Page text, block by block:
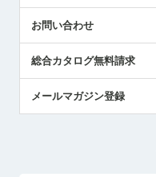
お問い合わせ
総合カタログ無料請求
メールマガジン登録